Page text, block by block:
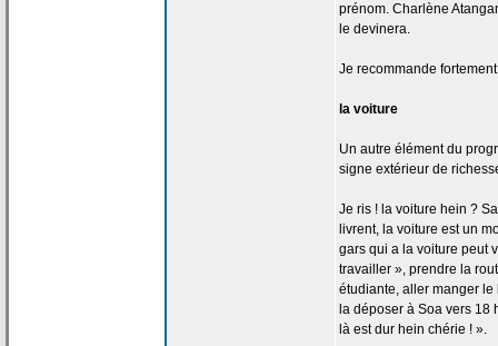
prénom. Charlène
le devinera.
Je recommande
la voiture
Un autre élément du
signe extérieur de
Je ris ! la voiture hein ?
livrent, la voiture est un
gars qui a la voiture peut
travailler », prendre la
étudiante, aller manger le
la déposer à Soa vers 18
là est dur hein chérie ! ».